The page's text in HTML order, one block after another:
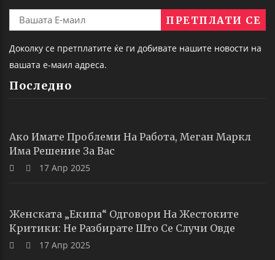
Доколку се претплатите ќе ги добивате нашите новости на
вашата е-маил адреса.
Последно
Ако Имате Проблеми На Работа, Меган Маркл
Има Решение За Вас
17 Апр 2025
Женската „екипа“ Одговори На Жестоките
Критики: Не Разбирате Што Се Случи Овде
17 Апр 2025